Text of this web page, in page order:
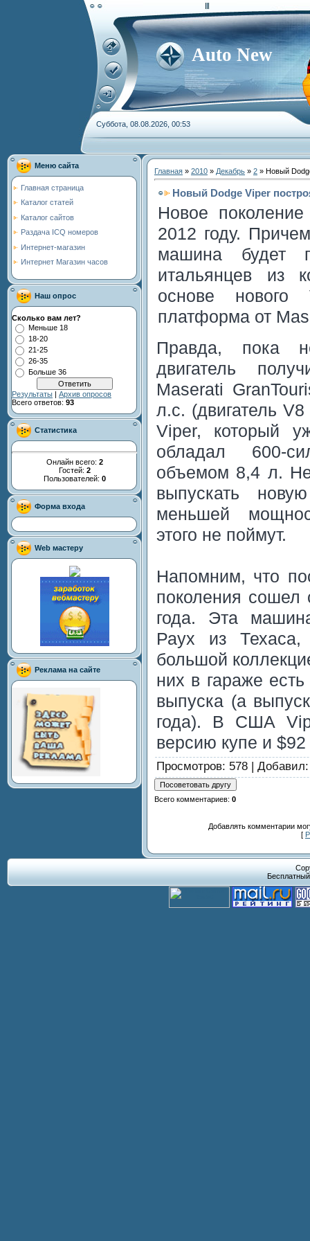
Auto New
Суббота, 08.08.2026, 00:53
Меню сайта
Главная страница
Каталог статей
Каталог сайтов
Раздача ICQ номеров
Интернет-магазин
Интернет Магазин часов
Наш опрос
Сколько вам лет?
Меньше 18
18-20
21-25
26-35
Больше 36
Результаты | Архив опросов
Всего ответов: 93
Статистика
Онлайн всего: 2
Гостей: 2
Пользователей: 0
Форма входа
Web мастеру
Реклама на сайте
Главная » 2010 » Декабрь » 2 » Новый
Новый Dodge Viper
Новое
2012 году.
машина будет
итальянцев из
основе нового
платформа от
Правда, пока
двигатель
Maserati
л.с. (двигатель
Viper, который
обладал 600-
объемом 8,4 л.
выпускать
меньшей
этого не поймут.
Напомним, что
поколения сошел
года. Эта
Раух из Техаса,
большой
них в гараже
выпуска (а
года). В США
версию купе и
Просмотров: 578 | Добавил
Всего комментариев: 0
Добавлять комментарии
[